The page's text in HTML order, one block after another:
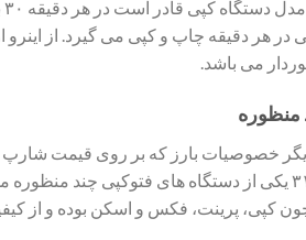
در هر دقیقه چاپ و کپی می گیرد. از
می باشد.
منظوره
۳۱۰۰ یکی از دستگاه های فتوکپی چند
کپی، پرینت، فکس و اسکن بوده و از